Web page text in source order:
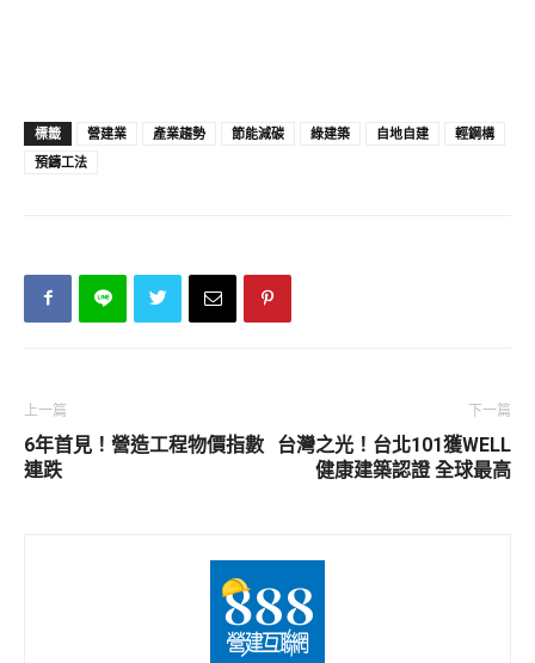
標籤 營建業 產業趨勢 節能減碳 綠建築 自地自建
輕鋼構
預鑄工法
上一篇
6年首見！營造工程物價指數
連跌
下一篇
台灣之光！台北101獲WELL
健康建築認證 全球最高